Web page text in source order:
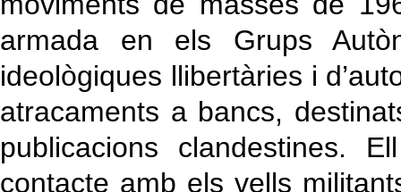
armada en els Grups
ideològiques llibertàries i
atracaments a bancs,
publicacions clandestines.
contacte amb els vells